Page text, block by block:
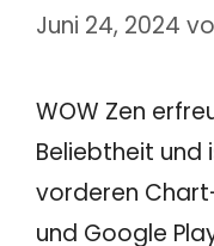
Juni 24, 2024
WOW Zen
Beliebtheit und
vorderen
und Google